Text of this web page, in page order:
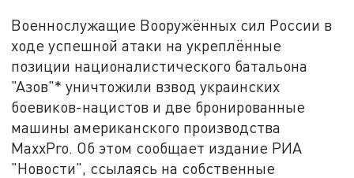
Военнослужащие Вооружённых сил России в
ходе успешной атаки на укреплённые
позиции националистического батальона
"Азов"* уничтожили взвод украинских
боевиков-нацистов и две бронированные
машины американского производства
МаххРro. Об этом сообщает издание РИА
"Новости", ссылаясь на собственные